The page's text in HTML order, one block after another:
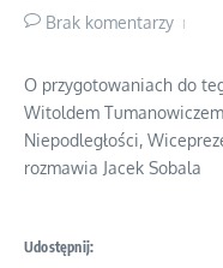
Brak komentarzy
O przygotowaniach do
Witoldem
Niepodległości,
rozmawia Jacek Sobala
Udostępnij: